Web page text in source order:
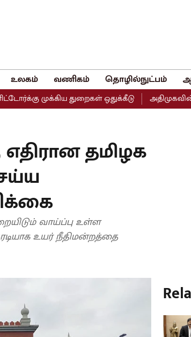
உலகம் வணிகம் தொழில்நுட்பம்
துறைகள் ஒதுக்கீடு அதிமுகவின் இரு
தமிழக
வாய்ப்பு உள்ள
உயர் நீதிமன்றத்தை